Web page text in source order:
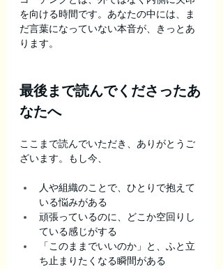
を向ける時間です。あなたの中には、ま
だ言葉になっていない本音が、きっとあ
ります。
最後まで読んでくださったあ
なたへ
ここまで読んでいただき、ありがとうご
ざいます。もし今、
人や組織のことで、ひとりで抱えて
いる悩みがある
頑張っているのに、どこか空回りし
ている感じがする
「このままでいいのか」と、ふと立
ち止まりたくなる瞬間がある